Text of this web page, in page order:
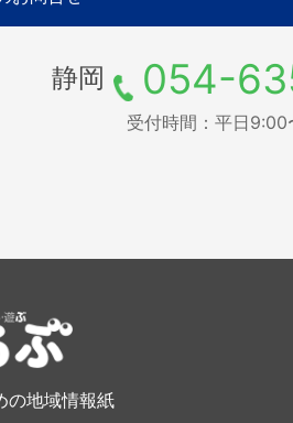
静岡 054-
受付時間：平日9:00
の地域情報紙